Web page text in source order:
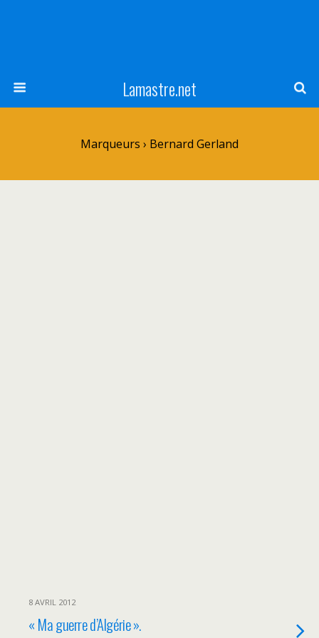
Lamastre.net
Marqueurs › Bernard Gerland
8 AVRIL 2012
« Ma guerre d’Algérie ».